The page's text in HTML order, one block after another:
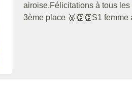
airoise.Félicitations à tous
3ème place 🥉👏👏S1 femme